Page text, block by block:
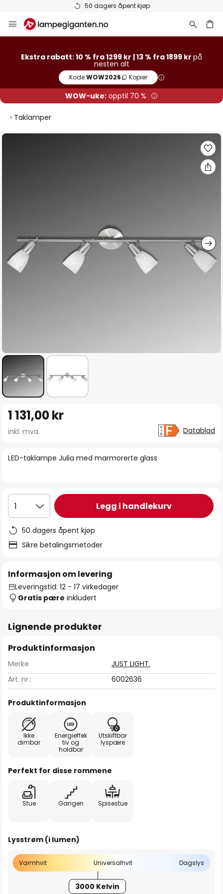
50 dagers åpent kjøp
Hopp
til
Ekstra rabatt: 10 % fra 1299 kr | 13 % fra 1899 kr på
nesten alt
Kode:WOW2026 Kopier
WOW-uke: opptil 70 %
Taklamper
Gå
begynnelsen
bildegalleri
LED-taklampe Julia med marmorerte glass
1 131,00 kr
inkl. mva. Datablad
1 Legg i handlekurv
50 dagers åpent kjøp
Sikre betalingsmetoder
Informasjon om levering
Leveringstid: 12 - 17 virkedager
Gratis pære inkludert
Lignende produkter
Produktinformasjon
Merke
JUST LIGHT.
Art. nr.:
6002636
Produktinformasjon
Ikke
dimbar
Energieffek
tiv og
holdbar
Utskiftbar
lyspære
Perfekt for disse rommene
Stue Gangen Spisestue
Lysstrøm (i lumen)
Varmhvit Universalhvit Dagslys
3000 Kelvin